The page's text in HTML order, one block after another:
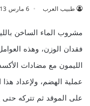
طبيب العرب 6 مارس 2013
مشروب الماء الساخن
الليمون مع مضادات
عملية الهضم، ولإعداد
على الموقد ثم تتركه حتى